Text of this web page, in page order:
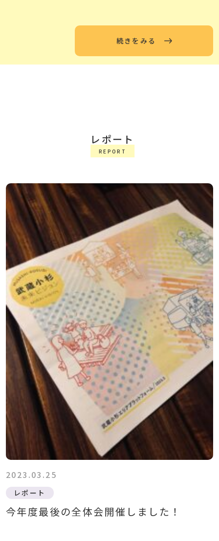
続きをみる
レポート
REPORT
2023.03.25
レポート
今年度最後の全体会開催しました！